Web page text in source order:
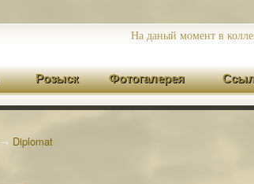
На даный момент в
Розыск Фотогалерея
→ Diplomat